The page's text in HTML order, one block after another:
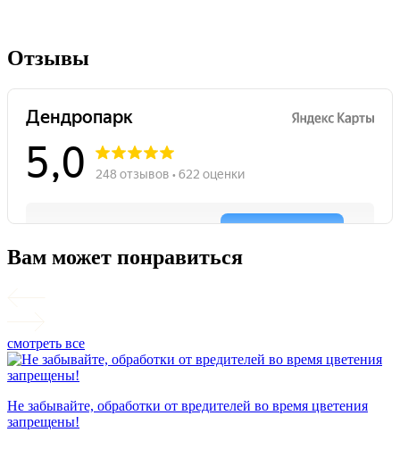
Отзывы
Вам может понравиться
смотреть все
Не забывайте, обработки от вредителей во время цветения
запрещены!